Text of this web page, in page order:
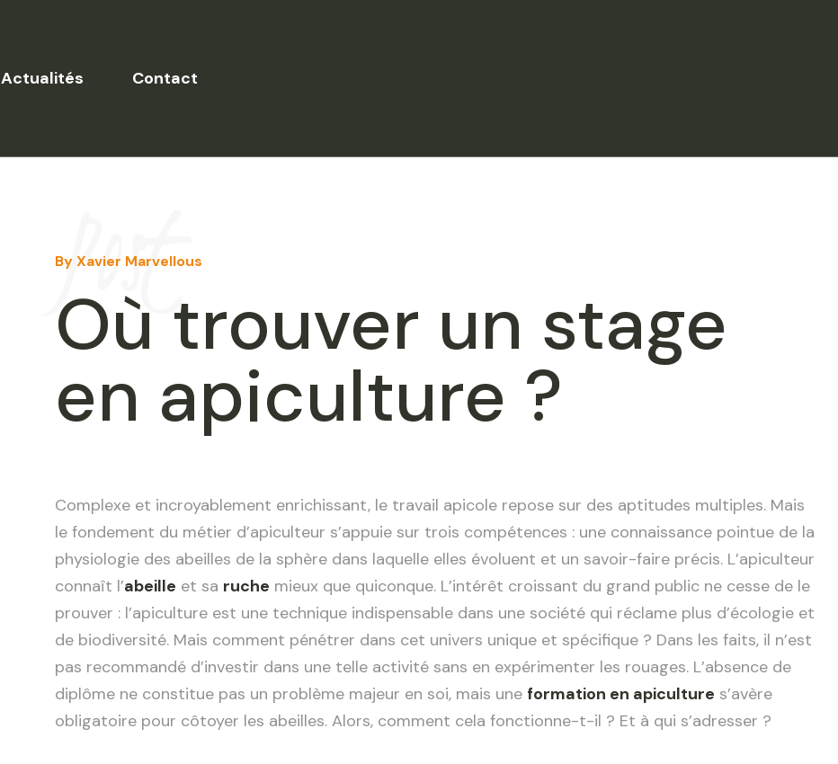
Actualités Contact
By Xavier Marvellous
Post
Où trouver un stage
en apiculture ?
Complexe et incroyablement enrichissant, le travail apicole repose sur des aptitudes multiples. Mais
le fondement du métier d’apiculteur s’appuie sur trois compétences : une connaissance pointue de la
physiologie des abeilles de la sphère dans laquelle elles évoluent et un savoir-faire précis. L’apiculteur
connaît l’abeille et sa ruche mieux que quiconque. L’intérêt croissant du grand public ne cesse de le
prouver : l’apiculture est une technique indispensable dans une société qui réclame plus d’écologie et
de biodiversité. Mais comment pénétrer dans cet univers unique et spécifique ? Dans les faits, il n’est
pas recommandé d’investir dans une telle activité sans en expérimenter les rouages. L’absence de
diplôme ne constitue pas un problème majeur en soi, mais une formation en apiculture s’avère
obligatoire pour côtoyer les abeilles. Alors, comment cela fonctionne-t-il ? Et à qui s’adresser ?